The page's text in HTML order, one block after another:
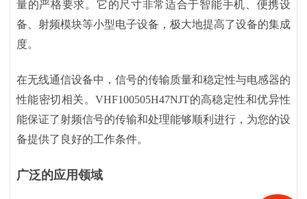
量的严格要求。它的尺寸非常适合于智能手机、便携设
备、射频模块等小型电子设备，极大地提高了设备的集成
度。
在无线通信设备中，信号的传输质量和稳定性与电感器的
性能密切相关。VHF100505H47NJT的高稳定性和优异性
能保证了射频信号的传输和处理能够顺利进行，为您的设
备提供了良好的工作条件。
广泛的应用领域